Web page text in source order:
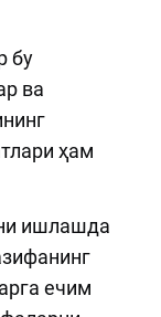
бу
ва
ҳам
ишлашда
ечим